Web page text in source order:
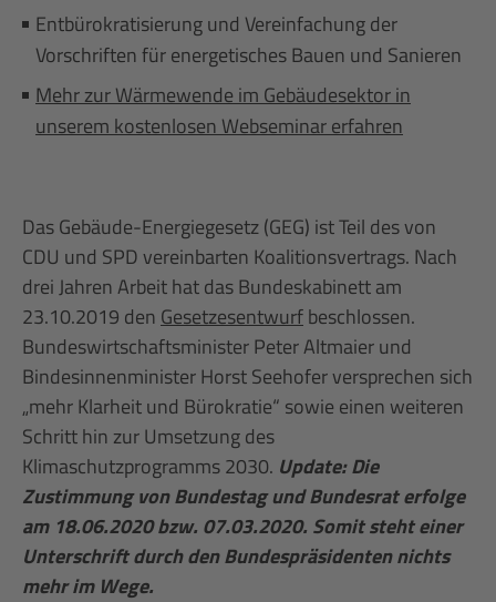
Entbürokratisierung und Vereinfachung der
Vorschriften für energetisches Bauen und Sanieren
Mehr zur Wärmewende im Gebäudesektor in
unserem kostenlosen Webseminar erfahren
Das Gebäude-Energiegesetz (GEG) ist Teil des von
CDU und SPD vereinbarten Koalitionsvertrags. Nach
drei Jahren Arbeit hat das Bundeskabinett am
23.10.2019 den Gesetzesentwurfbeschlossen.
Bundeswirtschaftsminister Peter Altmaier und
Bindesinnenminister Horst Seehofer versprechen sich
„mehr Klarheit und Bürokratie“ sowie einen weiteren
Schritt hin zur Umsetzung des
Klimaschutzprogramms 2030. Update: Die
Zustimmung von Bundestag und Bundesrat erfolge
am 18.06.2020 bzw. 07.03.2020. Somit steht einer
Unterschrift durch den Bundespräsidenten nichts
mehr im Wege.